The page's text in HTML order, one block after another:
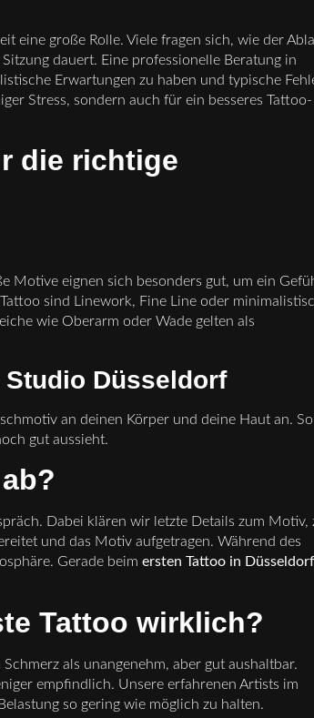
eine große Rolle. Viele fragen sich, wie der
dauert. Eine professionelle Beratung in
Erwartungen zu haben und typische
Stress, sondern auch für ein besseres Tattoo-
die richtige
Motive eignen sich besonders gut, um ein
sind Linework, Fine Line oder
wie Oberarm oder Wade gelten als
Düsseldorf
an deinen Körper und deine Haut an. So
gut aussieht.
Dabei klären wir letzte Details zum Motiv,
und das Motiv aufgetragen. Während des
Gerade beimersten Tattoo in Düsseldorf
Tattoo wirklich?
als unangenehm, aber gut aushaltbar.
empfindlich. Unsere erfahrenen Artists im
so gering wie möglich zu halten.